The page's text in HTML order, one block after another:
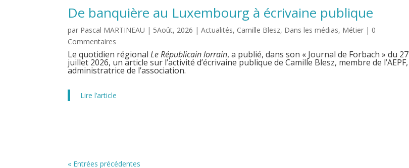
De banquière au Luxembourg à écrivaine publique
par Pascal MARTINEAU | 5Août, 2026 |Actualités, Camille Blesz, Dans les médias, Métier | 0
Commentaires
Le quotidien régionalLe Républicain lorrain, a publié, dans son « Journal de Forbach » du 27
juillet 2026, un article sur l’activité d’écrivaine publique de Camille Blesz, membre de l’AEPF,
administratrice de l’association.
Lire l’article
« Entrées précédentes